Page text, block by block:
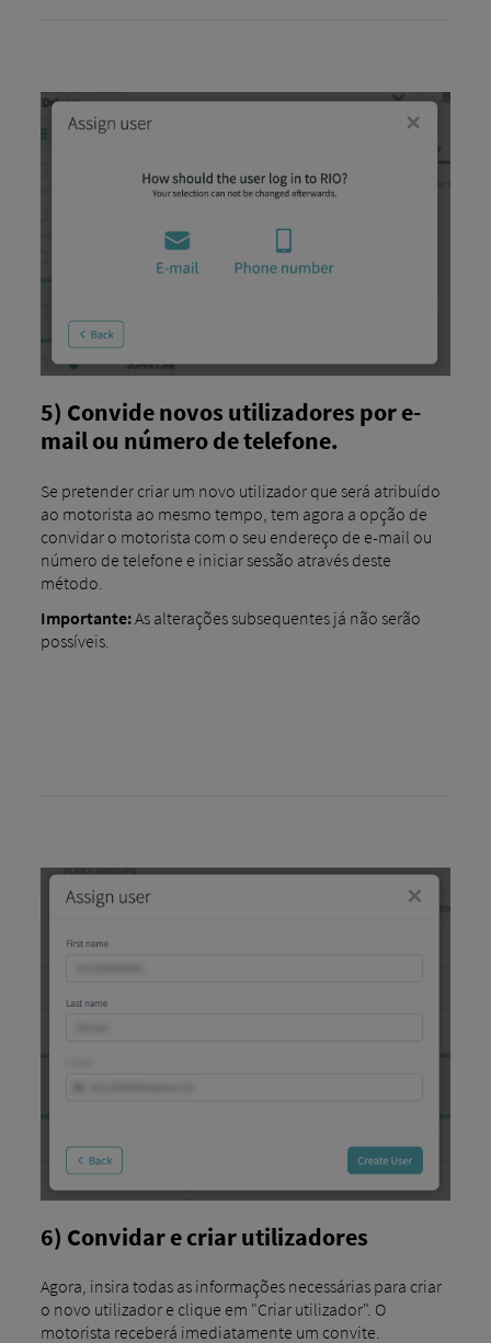
5) Convide novos utilizadores por e-
mail ou número de telefone.
Se pretender criar um novo utilizador que será atribuído
ao motorista ao mesmo tempo, tem agora a opção de
convidar o motorista com o seu endereço de e-mail ou
número de telefone e iniciar sessão através deste
método.
Importante:As alterações subsequentes já não serão
possíveis.
6) Convidar e criar utilizadores
Agora, insira todas as informações necessárias para criar
o novo utilizador e clique em "Criar utilizador". O
motorista receberá imediatamente um convite.